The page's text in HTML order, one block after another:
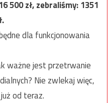
500zł, zebraliśmy:1351
dla funkcjonowania
ważne jest przetrwanie
Nie zwlekaj więc,
od teraz.